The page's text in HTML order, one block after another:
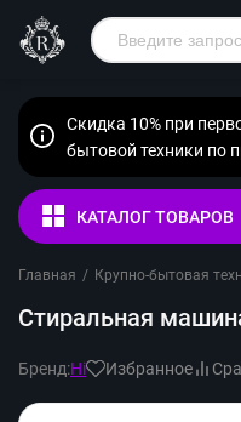
Скидка 10% при
бытовой техники по
КАТАЛОГ ТОВАРОВ
Главная / Крупно-бытовая
Стиральная
Бренд:Hi Избранное